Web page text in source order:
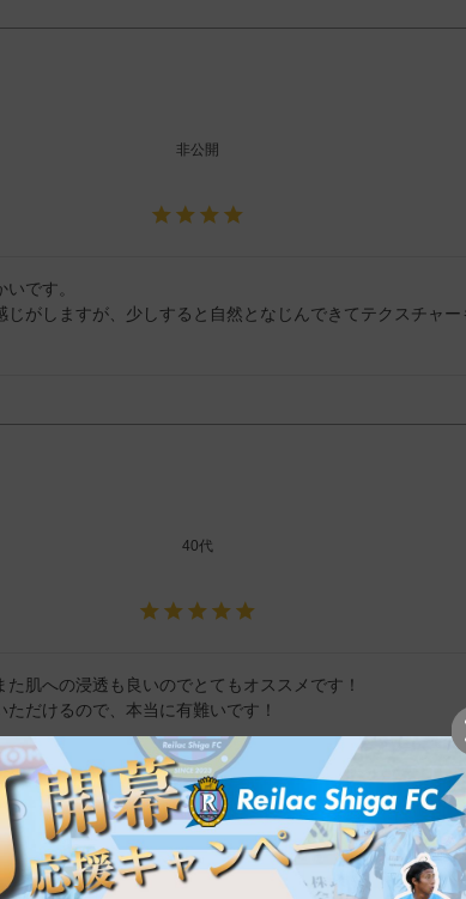
非公開
です。
がしますが、少しすると自然となじんできてテクスチャー
40代
肌への浸透も良いのでとてもオススメです！
だけるので、本当に有難いです！